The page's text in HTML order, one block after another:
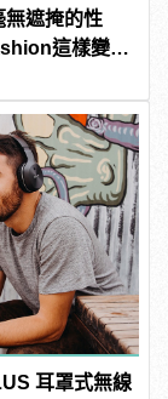
無遮掩的性
這樣變型
耳罩式無線